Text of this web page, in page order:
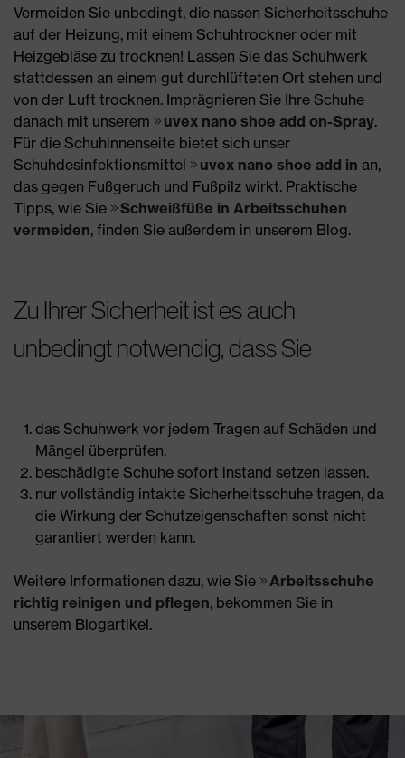
Vermeiden Sie unbedingt, die nassen Sicherheitsschuhe
auf der Heizung, mit einem Schuhtrockner oder mit
Heizgebläse zu trocknen! Lassen Sie das Schuhwerk
stattdessen an einem gut durchlüfteten Ort stehen und
von der Luft trocknen. Imprägnieren Sie Ihre Schuhe
danach mit unserem
uvex nano shoe add on-Spray.
Für die Schuhinnenseite bietet sich unser
Schuhdesinfektionsmittel
uvex nano shoe add in an,
das gegen Fußgeruch und Fußpilz wirkt. Praktische
Tipps, wie Sie
Schweißfüße in Arbeitsschuhen
vermeiden, finden Sie außerdem in unserem Blog.
Zu Ihrer Sicherheit ist es auch
unbedingt notwendig, dass Sie
das Schuhwerk vor jedem Tragen auf Schäden und
Mängel überprüfen.
beschädigte Schuhe sofort instand setzen lassen.
nur vollständig intakte Sicherheitsschuhe tragen, da
die Wirkung der Schutzeigenschaften sonst nicht
garantiert werden kann.
Weitere Informationen dazu, wie Sie
Arbeitsschuhe
richtig reinigen und pflegen, bekommen Sie in
unserem Blogartikel.